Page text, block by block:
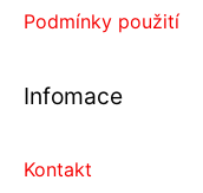
Podmínky použití
Infomace
Kontakt